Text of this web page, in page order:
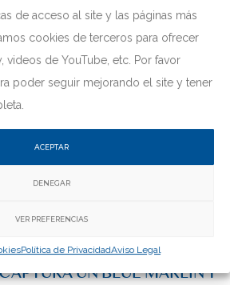
de acceso al site y las páginas más
cookies de terceros para ofrecer
videos de YouTube, etc. Por favor
poder seguir mejorando el site y tener
ACEPTAR
DENEGAR
VER PREFERENCIAS
Política de PrivacidadAviso Legal
UN BLUE MARLIN Y